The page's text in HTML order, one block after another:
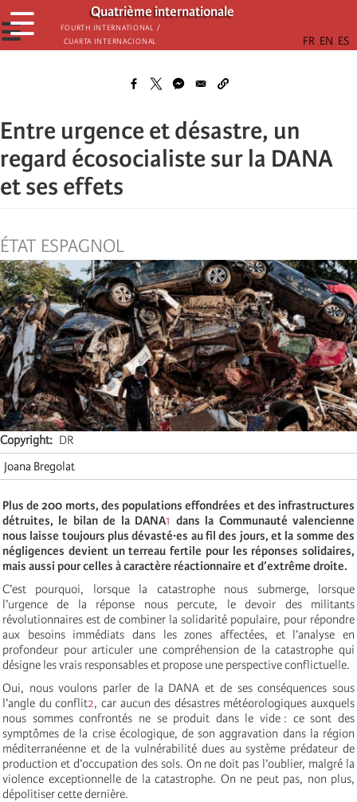
Παράκαμψη
προς
το
Quatrième internationale
Fourth International /
Cuarta Internacional
☰
☰
Entre urgence et désastre, un
regard écosocialiste sur la DANA
et ses effets
ÉTAT ESPAGNOL
Copyright
DR
Joana Bregolat
Plus de 200 morts, des populations effondrées et des infrastructures
détruites, le bilan de la DANA1 dans la Communauté valencienne
nous laisse toujours plus dévasté·es au fil des jours, et la somme des
négligences devient un terreau fertile pour les réponses solidaires,
mais aussi pour celles à caractère réactionnaire et d’extrême droite.
C’est pourquoi, lorsque la catastrophe nous submerge, lorsque
l’urgence de la réponse nous percute, le devoir des militants
révolutionnaires est de combiner la solidarité populaire, pour répondre
aux besoins immédiats dans les zones affectées, et l’analyse en
profondeur pour articuler une compréhension de la catastrophe qui
désigne les vrais responsables et propose une perspective conflictuelle.
Oui, nous voulons parler de la DANA et de ses conséquences sous
l’angle du conflit2, car aucun des désastres météorologiques auxquels
nous sommes confrontés ne se produit dans le vide : ce sont des
symptômes de la crise écologique, de son aggravation dans la région
méditerranéenne et de la vulnérabilité dues au système prédateur de
production et d’occupation des sols. On ne doit pas l’oublier, malgré la
violence exceptionnelle de la catastrophe. On ne peut pas, non plus,
dépolitiser cette dernière.